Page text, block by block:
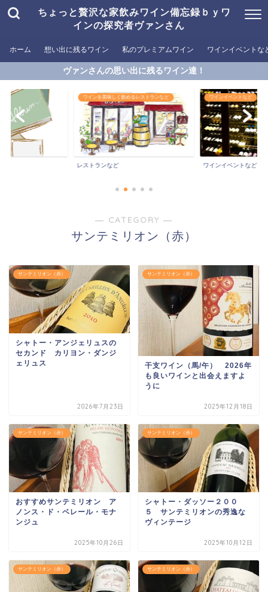
ちょっと贅沢な家飲みワイン備忘録ｂｙワ
インの探究者ヴァンさん
ホーム 想い出に残るワイン 私のプレミアムワイン ワインイベントな
ヴァンさんの思い出に残るワイン達！
ワインを美味しく飲めるレストランなど
レストランなど
ワインイベントなど
ワインイベントなど
― CATEGORY ―
サンテミリオン（赤）
サンテミリオン（赤）
シャトー・アンジェリュスの
セカンド カリヨン・ダンジ
ェリュス
2026年7月23日
サンテミリオン（赤）
干支ワイン（馬/午） 2026年
も良いワインと出会えますよ
うに
2025年12月18日
サンテミリオン（赤）
おすすめサンテミリオン ア
ノンス・ド・ベレール・モナ
ンジュ
2025年10月26日
サンテミリオン（赤）
シャトー・ダッソー２００
５ サンテミリオンの秀逸な
ヴィンテージ
2025年10月12日
サンテミリオン（赤） サンテミリオン（赤）